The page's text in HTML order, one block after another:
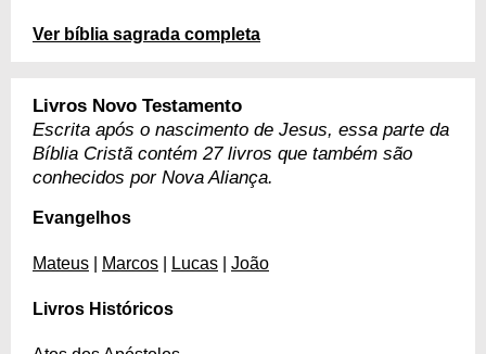
Ver bíblia sagrada completa
Livros Novo Testamento
Escrita após o nascimento de Jesus, essa parte da
Bíblia Cristã contém 27 livros que também são
conhecidos por Nova Aliança.
Evangelhos
Mateus Marcos Lucas João
Livros Históricos